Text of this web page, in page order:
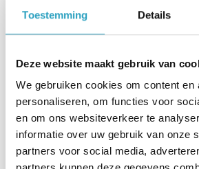
Toestemming Details
Deze website maakt gebruik van
We gebruiken cookies om content en
personaliseren, om functies voor
en om ons websiteverkeer te
informatie over uw gebruik van onze
partners voor social media,
Mbo, Middelbare school,
Psychogeriatrische zorg
FWG-schaal 20
De Bijnkershoek
Dagdiensten,